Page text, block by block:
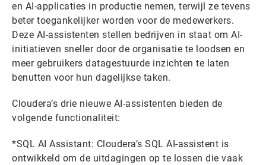
en AI-applicaties in productie nemen, terwijl ze tevens
beter toegankelijker worden voor de medewerkers.
Deze AI-assistenten stellen bedrijven in staat om AI-
initiatieven sneller door de organisatie te loodsen en
meer gebruikers datagestuurde inzichten te laten
benutten voor hun dagelijkse taken.
Cloudera’s drie nieuwe AI-assistenten bieden de
volgende functionaliteit:
*SQL AI Assistant: Cloudera’s SQL AI-assistent is
ontwikkeld om de uitdagingen op te lossen die vaak